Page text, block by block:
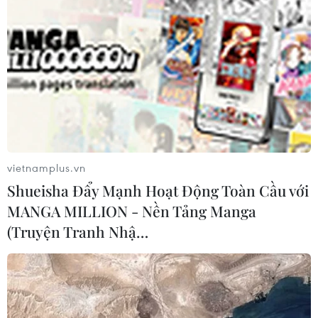
Dòng vốn FDI vào Quảng Ninh
chuyển dịch tích cực về chất lượng
05/08/2026 07:40
Xem thêm
CƠ QUAN CHỦ QUẢN: THÔNG TẤN XÃ VIỆT NAM
vietnamplus.vn
Shueisha Đẩy Mạnh Hoạt Động Toàn Cầu với
MANGA MILLION - Nền Tảng Manga
(Truyện Tranh Nhậ…